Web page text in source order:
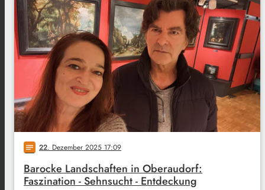
notes 22. Dezember 2025 17:09
Barocke Landschaften in Oberaudorf:
Faszination - Sehnsucht - Entdeckung